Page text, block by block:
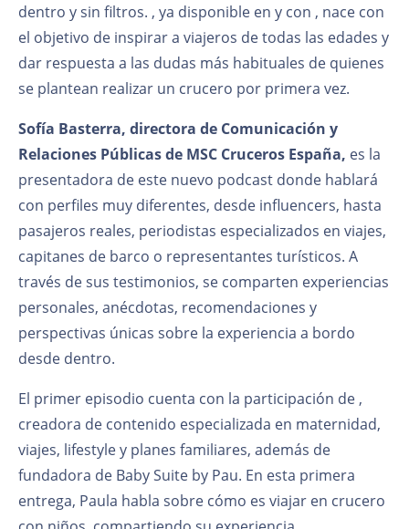
dentro y sin filtros. , ya disponible en y con , nace con
el objetivo de inspirar a viajeros de todas las edades y
dar respuesta a las dudas más habituales de quienes
se plantean realizar un crucero por primera vez.
Sofía Basterra, directora de Comunicación y
Relaciones Públicas de MSC Cruceros España, es la
presentadora de este nuevo podcast donde hablará
con perfiles muy diferentes, desde influencers, hasta
pasajeros reales, periodistas especializados en viajes,
capitanes de barco o representantes turísticos. A
través de sus testimonios, se comparten experiencias
personales, anécdotas, recomendaciones y
perspectivas únicas sobre la experiencia a bordo
desde dentro.
El primer episodio cuenta con la participación de ,
creadora de contenido especializada en maternidad,
viajes, lifestyle y planes familiares, además de
fundadora de Baby Suite by Pau. En esta primera
entrega, Paula habla sobre cómo es viajar en crucero